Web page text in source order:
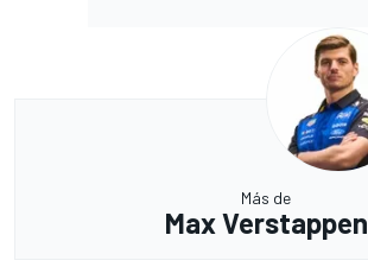
Más de
Max Verstappen